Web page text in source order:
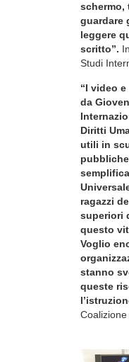
schermo,
guardare
leggere
scritto”.
Studi
“I video
da
Diritti
utili in
ragazzi
superiori
questo
Voglio
stanno
queste